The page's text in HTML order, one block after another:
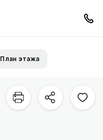
План этажа